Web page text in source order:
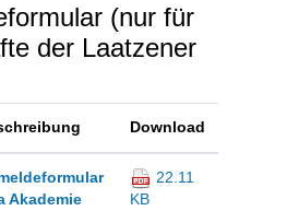
(nur für
der Laatzener
Download
Akademie
22.11
KB